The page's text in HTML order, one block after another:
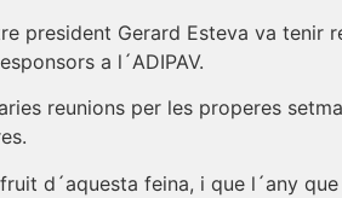
president Gerard Esteva va tenir
a l´ADIPAV.
reunions per les properes
d´aquesta feina, i que l´any